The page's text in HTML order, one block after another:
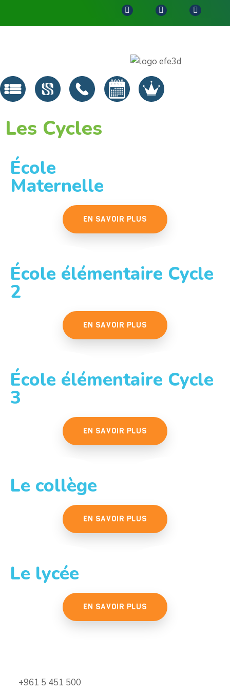
Les Cycles
École
Maternelle
EN SAVOIR PLUS
École élémentaire Cycle
2
EN SAVOIR PLUS
École élémentaire Cycle
3
EN SAVOIR PLUS
Le collège
EN SAVOIR PLUS
Le lycée
EN SAVOIR PLUS
+961 5 451 500